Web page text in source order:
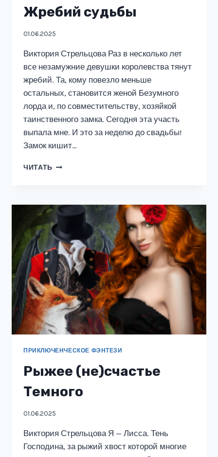
Жребий судьбы
01.06.2025
Виктория Стрельцова Раз в несколько лет
все незамужние девушки королевства тянут
жребий. Та, кому повезло меньше
остальных, становится женой Безумного
лорда и, по совместительству, хозяйкой
таинственного замка. Сегодня эта участь
выпала мне. И это за неделю до свадьбы!
Замок кишит…
ЧИТАТЬ ПРОКЛЯТАЯ
СУДЬБЫ
ПРИКЛЮЧЕНЧЕСКОЕ ФЭНТЕЗИ
Рыжее (не)счастье
Темного
01.06.2025
Виктория Стрельцова Я — Лисса. Тень
Господина, за рыжий хвост которой многие